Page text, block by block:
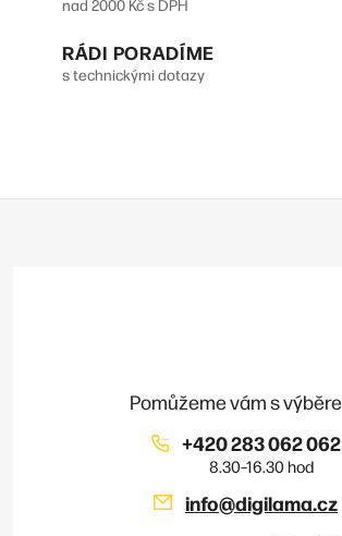
nad 2000 Kč s DPH
RÁDI PORADÍME
s technickými dotazy
info@digilama.cz
+420 283 062 062